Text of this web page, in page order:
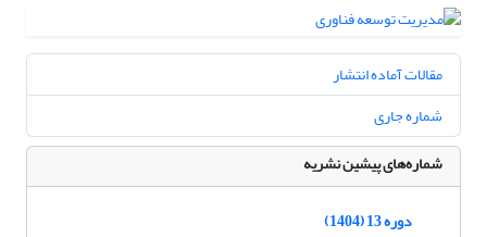
مقالات آماده انتشار
شماره جاری
شماره‌های پیشین نشریه
دوره 13 (1404)